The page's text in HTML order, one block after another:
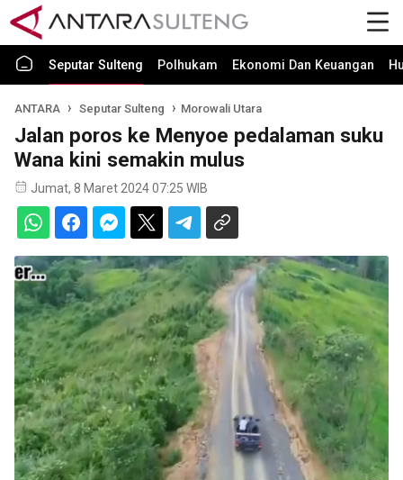
Seputar Sulteng Polhukam Ekonomi Dan Keuangan
ANTARA Seputar Sulteng Morowali Utara
Jalan poros ke Menyoe pedalaman suku
Wana kini semakin mulus
Jumat, 8 Maret 2024 07:25 WIB